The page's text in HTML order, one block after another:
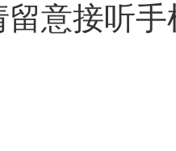
意接听手